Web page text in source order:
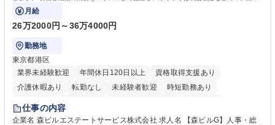
にも挑戦できる、やりがいある環境です。
月給
26万2000円～36万4000円
勤務地
東京都港区
業界未経験歓迎
年間休日120日以上
資格取得支援あり
介護休暇あり
転勤なし 未経験者歓迎
時短勤務あり
経験者歓迎
完全週休2日制
交通費支給 長期歓迎 駅近5分以内 土日祝休み
仕事の内容
企業名 森ビルエステートサービス株式会社 求人名 【森ビルG】人事・総